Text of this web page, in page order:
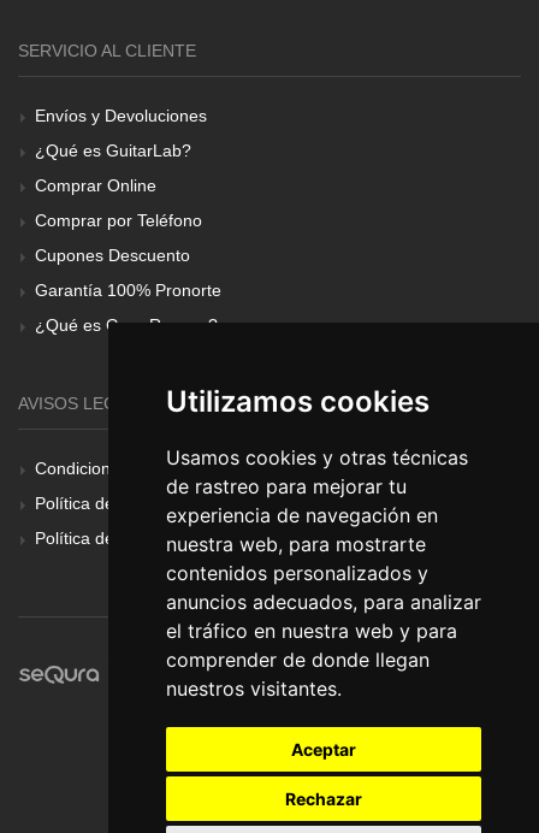
Utilizamos cookies
Usamos cookies y otras técnicas
de rastreo para mejorar tu
experiencia de navegación en
nuestra web, para mostrarte
contenidos personalizados y
anuncios adecuados, para analizar
el tráfico en nuestra web y para
comprender de donde llegan
nuestros visitantes.
Aceptar
Rechazar
SERVICIO AL CLIENTE
Envíos y Devoluciones
¿Qué es GuitarLab?
Comprar Online
Comprar por Teléfono
Cupones Descuento
Garantía 100% Pronorte
¿Qué es Gear Renove?
AVISOS LEGALES
Condiciones Generales
Política de Cookies
Política de Privacidad